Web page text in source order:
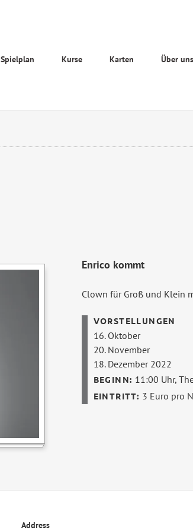
Spielplan Kurse Karten Über uns
Enrico kommt
Clown für Groß und Klein
16. Oktober
20. November
18. Dezember 2022
11:00 Uhr,
3 Euro pro
Address